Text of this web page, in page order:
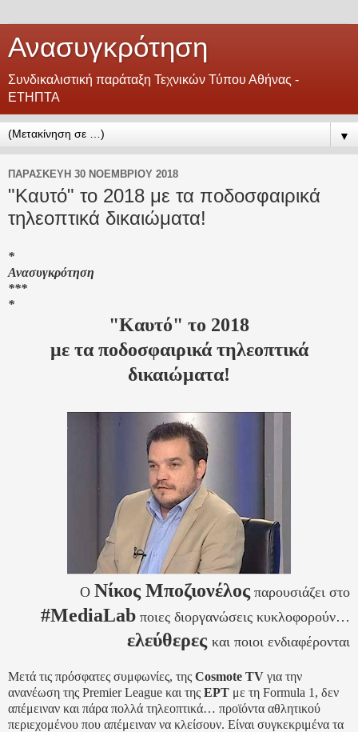
Ανασυγκρότηση
Συνδικαλιστική παράταξη Τεχνικών Τύπου Αθήνας -
ΕΤΗΠΤΑ
▼
ΠΑΡΑΣΚΕΥΉ 30 ΝΟΕΜΒΡΊΟΥ 2018
"Καυτό" το 2018 με τα ποδοσφαιρικά
τηλεοπτικά δικαιώματα!
*
Ανασυγκρότηση
***
*
"Καυτό" το 2018
με τα ποδοσφαιρικά τηλεοπτικά
δικαιώματα!
Ο Νίκος Μποζιονέλος παρουσιάζει στο
#MediaLab ποιες διοργανώσεις κυκλοφορούν…
ελεύθερες και ποιοι ενδιαφέρονται
Μετά τις πρόσφατες συμφωνίες, της Cosmote TV για την
ανανέωση της Premier League και της ΕΡΤ με τη Formula 1, δεν
απέμειναν και πάρα πολλά τηλεοπτικά… προϊόντα αθλητικού
περιεχομένου που απέμειναν να κλείσουν. Είναι συγκεκριμένα τα